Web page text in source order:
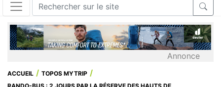
Annonce
ACCUEIL
TOPOS MYTRIP